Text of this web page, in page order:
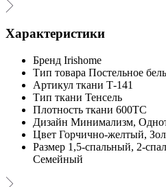
Характеристики
Бренд Irishome
Тип товара Постельное
Артикул ткани Т-141
Тип ткани Тенсель
Плотность ткани 600ТС
Дизайн Минимализм,
Цвет Горчично-желтый,
Размер 1,5-спальный, 2-
Семейный